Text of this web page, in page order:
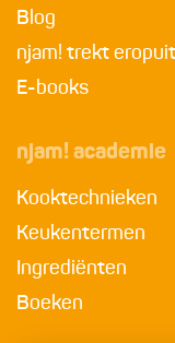
Blog
njam! trekt eropuit
E-books
njam! academie
Kooktechnieken
Keukentermen
Ingrediënten
Boeken